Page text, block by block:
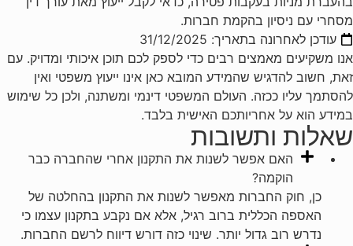
מסחרי עם ניסיון בהקמת חברות.
עודכן לאחרונה בתאריך: 31/12/2025
אנו משקיעים מאמצים רבים כדי לספק לכם תוכן איכותי ומדויק. עם
זאת, חשוב להדגיש שהמידע המובא כאן אינו ייעוץ משפטי ואין
להסתמך עליו ככזה. העולם המשפטי דינמי ומשתנה, ולכן כל שימוש
במידע הוא על אחריותכם האישית בלבד.
שאלות ותשובות
האם אפשר לשנות את התקנון אחרי שהחברה כבר
הוקמה?
כן, חוק החברות מאפשר לשנות את התקנון בהחלטה של
האספה הכללית ברוב רגיל, אלא אם נקבע בתקנון עצמו כי
נדרש רוב גדול יותר. שינוי כזה דורש דיווח לרשם החברות.